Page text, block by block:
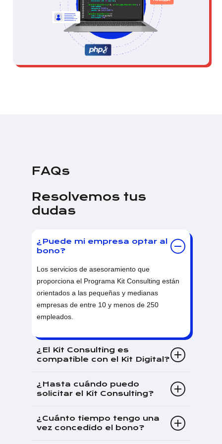
FAQs
Resolvemos tus
dudas
¿Puede mi empresa optar al
bono?
Los servicios de asesoramiento que
proporciona el Programa Kit Consulting están
orientados a las pequeñas y medianas
empresas de entre 10 y menos de 250
empleados.
¿El Kit Consulting es
compatible con el Kit Digital?
compatibles.
¿Hasta cuándo puedo
solicitar el Kit Consulting?
solicitudes es el 31 de marzo de 2025. El plazo
¿Cuánto tiempo tengo una
vez concedido el bono?